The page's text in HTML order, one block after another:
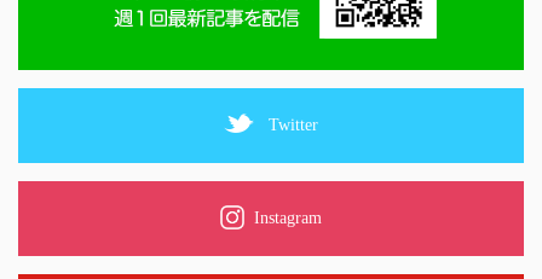
Twitter
Instagram